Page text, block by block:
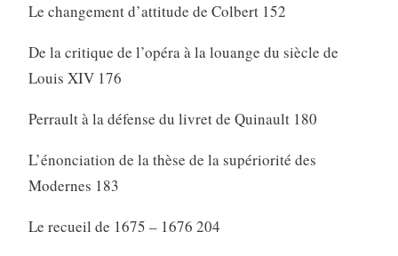
Le changement d’attitude de Colbert 152
De la critique de l’opéra à la louange du siècle de
Louis XIV 176
Perrault à la défense du livret de Quinault 180
L’énonciation de la thèse de la supériorité des
Modernes 183
Le recueil de 1675 – 1676 204